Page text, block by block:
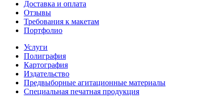
Доставка и оплата
Отзывы
Требования к макетам
Портфолио
Услуги
Полиграфия
Картография
Издательство
Предвыборные агитационные материалы
Специальная печатная продукция